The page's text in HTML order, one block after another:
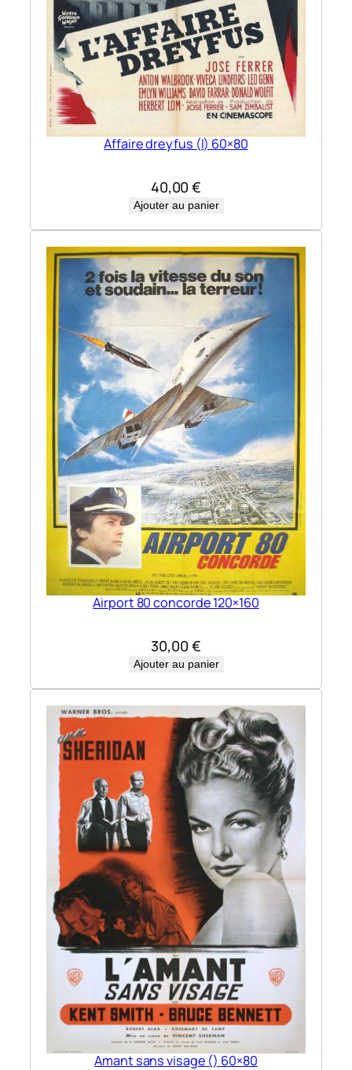
Affaire dreyfus (l) 60×80
40,00€
Ajouter au panier
Airport 80 concorde 120×160
30,00 €
Ajouter au panier
Amant sans visage () 60×80